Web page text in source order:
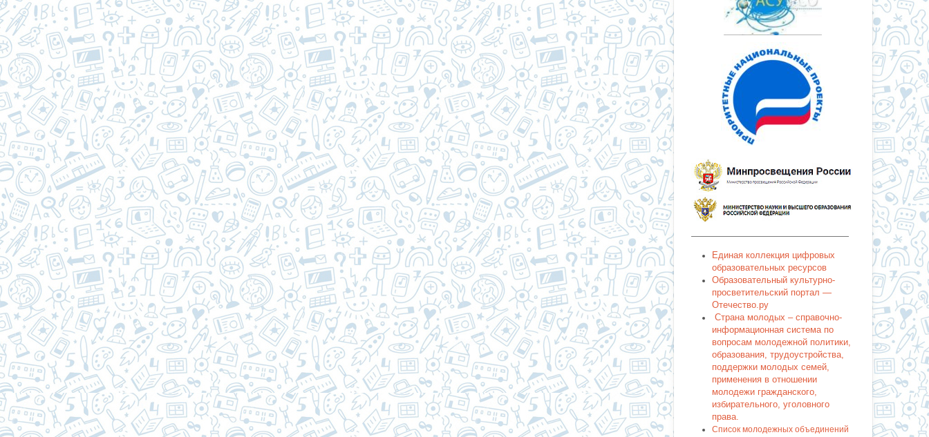
———————————————————
Единая коллекция цифровых
образовательных ресурсов
Образовательный культурно-
просветительский портал —
Отечество.ру
Страна молодых – справочно-
информационная система по
вопросам молодежной политики,
образования, трудоустройства,
поддержки молодых семей,
применения в отношении
молодежи гражданского,
избирательного, уголовного
права.
Список молодежных объединений